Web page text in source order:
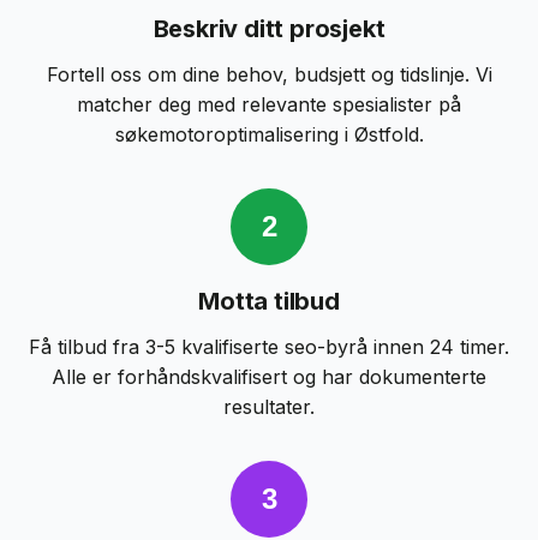
Beskriv ditt prosjekt
Fortell oss om dine behov, budsjett og tidslinje. Vi
matcher deg med relevante spesialister på
søkemotoroptimaliseringi Østfold.
2
Motta tilbud
Få tilbud fra 3-5 kvalifiserte seo-byrå innen 24 timer.
Alle er forhåndskvalifisert og har dokumenterte
resultater.
3